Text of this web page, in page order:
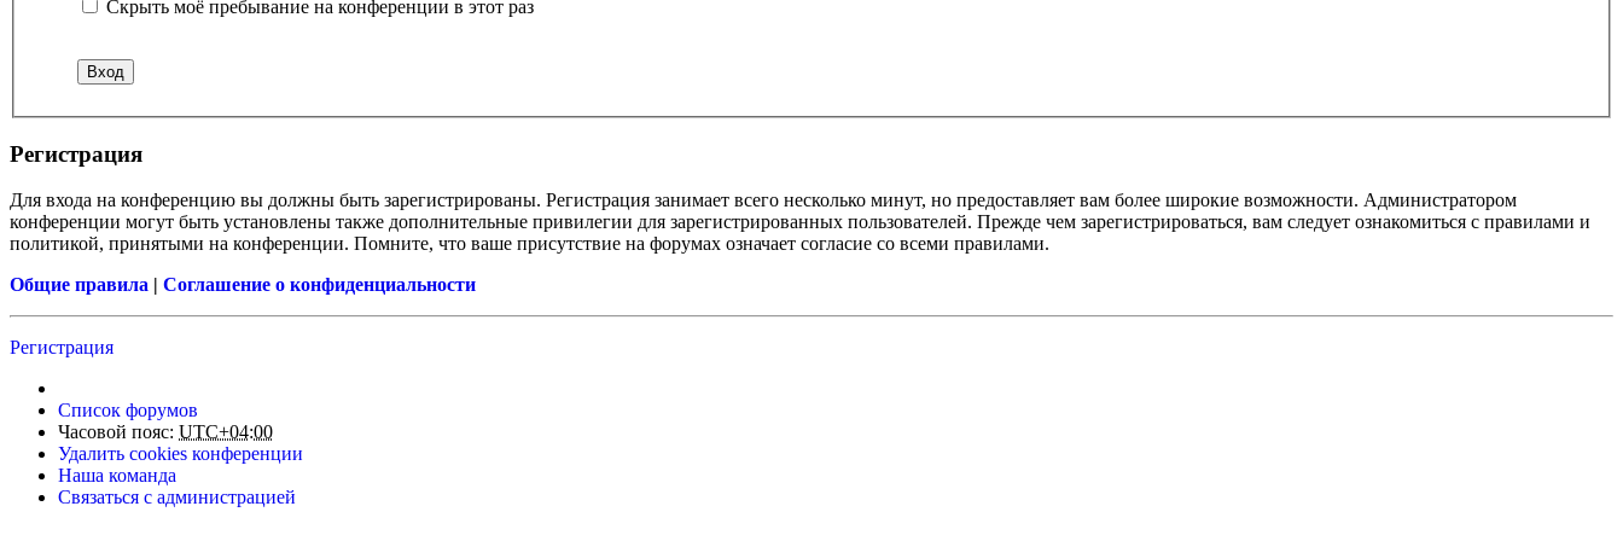
Скрыть моё пребывание на конференции в этот раз
Регистрация
Для входа на конференцию вы должны быть зарегистрированы. Регистрация занимает всего несколько минут, но предоставляет вам более широкие возможности. Администратором
конференции могут быть установлены также дополнительные привилегии для зарегистрированных пользователей. Прежде чем зарегистрироваться, вам следует ознакомиться с правилами и
политикой, принятыми на конференции. Помните, что ваше присутствие на форумах означает согласие со всеми правилами.
Общие правила | Соглашение о конфиденциальности
Регистрация
Список форумов
Часовой пояс: UTC+04:00
Удалить cookies конференции
Наша команда
Связаться с администрацией